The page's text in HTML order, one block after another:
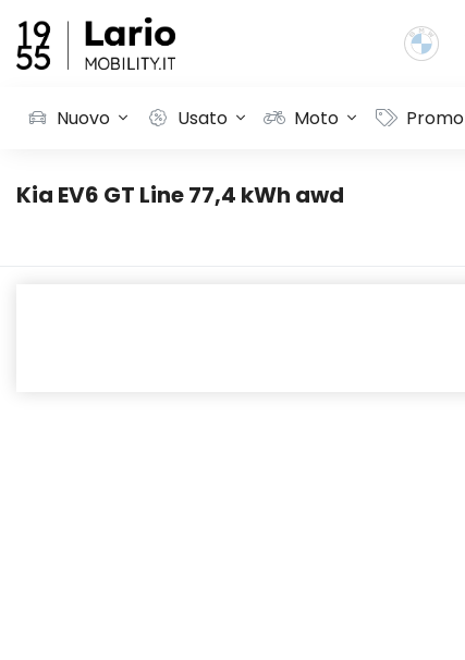
Nuovo Usato Moto Promo
Kia EV6 GT Line 77,4 kWh awd